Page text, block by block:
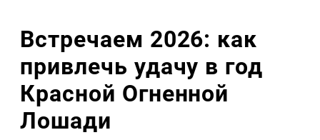
Встречаем 2026: как
привлечь удачу в год
Красной Огненной
Лошади